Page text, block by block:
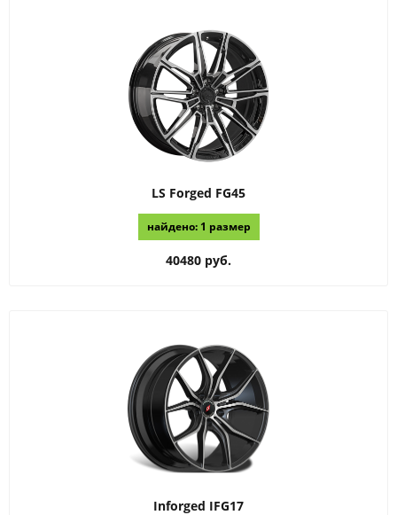
LS Forged FG45
найдено: 1 размер
40480 руб.
Inforged IFG17